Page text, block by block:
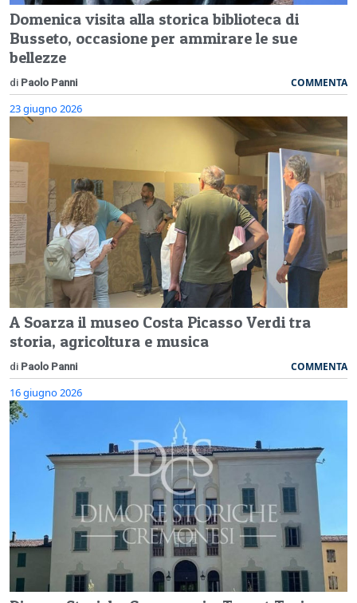
Domenica visita alla storica biblioteca di
Busseto, occasione per ammirare le sue
bellezze
di Paolo Panni COMMENTA
23 giugno 2026
A Soarza il museo Costa Picasso Verdi tra
storia, agricoltura e musica
di Paolo Panni COMMENTA
16 giugno 2026